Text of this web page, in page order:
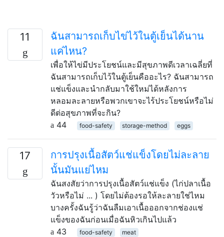
11
ฉันสามารถเก็บไข่ไว้ในตู้เย็นได้นาน
แค่ไหน?
เพื่อให้ไข่มีประโยชน์และมีสุขภาพดีเวลาเฉลี่ยที่
ฉันสามารถเก็บไว้ในตู้เย็นคืออะไร? ฉันสามารถ
แช่แข็งและนำกลับมาใช้ใหม่ได้หลังการ
หลอมละลายหรือพวกเขาจะไร้ประโยชน์หรือไม่
ดีต่อสุขภาพที่จะกิน?
44
food-safety storage-method eggs
17
การปรุงเนื้อสัตว์แช่แข็งโดยไม่ละลาย
นั้นมันแย่ไหม
ฉันสงสัยว่าการปรุงเนื้อสัตว์แช่แข็ง (ไก่ปลาเนื้อ
วัวหรือไม่ ... ) โดยไม่ต้องรอให้ละลายใช่ไหม
บางครั้งฉันรู้ว่าฉันลืมเอาเนื้อออกจากช่องแช่
แข็งของฉันก่อนเมื่อฉันหิวเกินไปแล้ว
43
food-safety meat